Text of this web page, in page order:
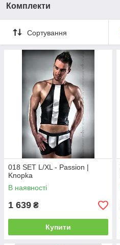
Комплекти
Сортування
018 SET L/XL - Passion |
Knopka
В наявності
1 639 ₴
Купити